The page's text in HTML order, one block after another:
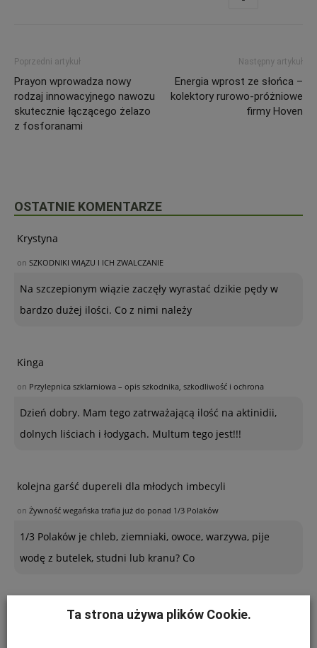
Poprzedni artykuł
Prayon wprowadza nowy
rodzaj innowacyjnego nawozu
skutecznie łączącego żelazo
z fosforanami
Następny artykuł
Energia wprost ze słońca –
kolektory rurowo-próżniowe
firmy Hoven
OSTATNIE KOMENTARZE
Krystyna
on SZKODNIKI WIĄZU I ICH ZWALCZANIE
Na szczepionym wiązie zaczęły wyrastać dzikie pędy w
bardzo dużej ilości. Co z nimi należy
Kinga
on Przylepnica szklarniowa – opis szkodnika, szkodliwość i ochrona
Dzień dobry. Mam tego zatrważającą ilość na aktinidii,
dolnych liściach i łodygach. Multum tego jest!!!
kolejna garść dupereli dla młodych imbecyli
on Żywność wegańska trafia już do ponad 1/3 Polaków
1/3 Polaków je chleb, ziemniaki, owoce, warzywa, pije
wodę z butelek, studni lub kranu? Co
Ogrodnik - amatorTa strona używa plików Cookie.